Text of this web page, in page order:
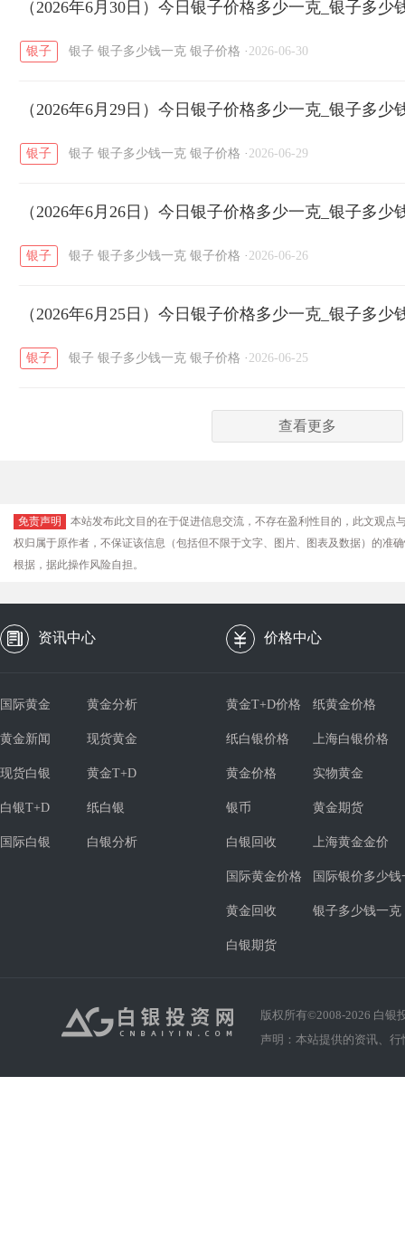
开国纪念币 大清银币 / 长城币 / 老
菜百 周生生 周大生
六福 / 金至尊 潮宏基 / 亚一金店 /
（2026年6月30日）今日银子价格多少一克_银子多少
银子 银子 银子多少钱一克 银子价格 · 2026-06-30
（2026年6月29日）今日银子价格多少一克_银子多少
银子 银子 银子多少钱一克 银子价格 · 2026-06-29
（2026年6月26日）今日银子价格多少一克_银子多少
银子 银子 银子多少钱一克 银子价格 · 2026-06-26
（2026年6月25日）今日银子价格多少一克_银子多少
银子 银子 银子多少钱一克 银子价格 · 2026-06-25
查看更多
免责声明
本站发布此文目的在于促进信息交流，不存在盈利性目的，此文观
权归属于原作者，不保证该信息（包括但不限于文字、图片、图表及数据）的准
根据，据此操作风险自担。
资讯中心 价格中心
国际黄金 黄金分析
黄金新闻 现货黄金
现货白银 黄金T+D
白银T+D 纸白银
国际白银 白银分析
黄金T+D价格 纸黄金价格
纸白银价格 上海白银价格
黄金价格 实物黄金
银币 黄金期货
白银回收 上海黄金金价
国际黄金价格 国际银价多少钱
黄金回收 银子多少钱一克
白银期货
版权所有©2008-2026 白银
声明：本站提供的资讯、